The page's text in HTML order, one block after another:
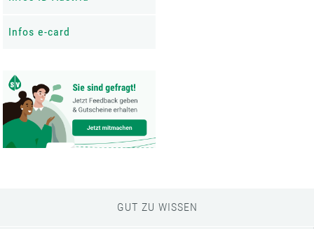
Infos e-card
GUT ZU WISSEN